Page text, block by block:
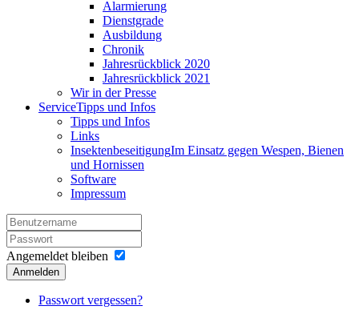
Alarmierung
Dienstgrade
Ausbildung
Chronik
Jahresrückblick 2020
Jahresrückblick 2021
Wir in der Presse
ServiceTipps und Infos
Tipps und Infos
Links
InsektenbeseitigungIm Einsatz gegen Wespen, Bienen
und Hornissen
Software
Impressum
Angemeldet bleiben
Anmelden
Passwort vergessen?